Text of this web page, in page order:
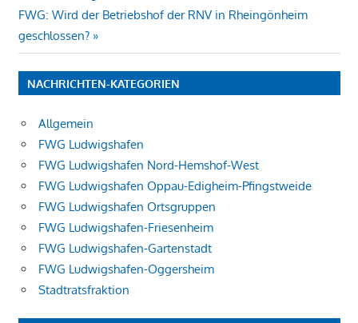
Nächster
Beitrag:
FWG: Wird der Betriebshof der RNV in Rheingönheim
geschlossen?
NACHRICHTEN-KATEGORIEN
Allgemein
FWG Ludwigshafen
FWG Ludwigshafen Nord-Hemshof-West
FWG Ludwigshafen Oppau-Edigheim-Pfingstweide
FWG Ludwigshafen Ortsgruppen
FWG Ludwigshafen-Friesenheim
FWG Ludwigshafen-Gartenstadt
FWG Ludwigshafen-Oggersheim
Stadtratsfraktion